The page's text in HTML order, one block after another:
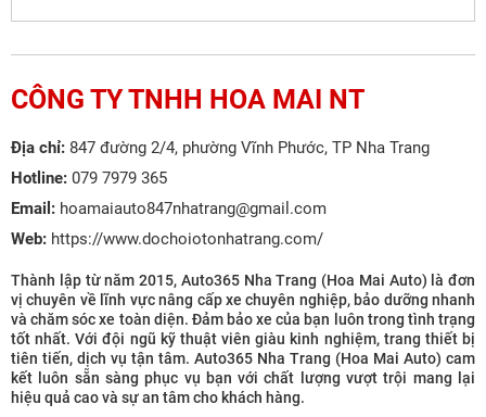
CÔNG TY TNHH HOA MAI NT
Địa chỉ: 847 đường 2/4, phường Vĩnh Phước, TP Nha Trang
Hotline: 079 7979 365
Email: hoamaiauto847nhatrang@gmail.com
Web: https://www.dochoiotonhatrang.com/
Thành lập từ năm 2015, Auto365 Nha Trang (Hoa Mai Auto) là đơn
vị chuyên về lĩnh vực nâng cấp xe chuyên nghiệp, bảo dưỡng nhanh
và chăm sóc xe toàn diện. Đảm bảo xe của bạn luôn trong tình trạng
tốt nhất. Với đội ngũ kỹ thuật viên giàu kinh nghiệm, trang thiết bị
tiên tiến, dịch vụ tận tâm. Auto365 Nha Trang (Hoa Mai Auto) cam
kết luôn sẵn sàng phục vụ bạn với chất lượng vượt trội mang lại
hiệu quả cao và sự an tâm cho khách hàng.